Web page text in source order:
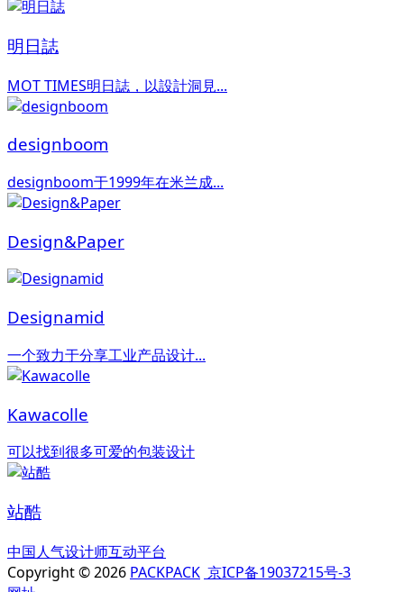
明日誌
MOT TIMES明日誌，以設計洞見...
designboom
designboom于1999年在米兰成...
Design&Paper
Designamid
一个致力于分享工业产品设计...
Kawacolle
可以找到很多可爱的包装设计
站酷
中国人气设计师互动平台
Copyright © 2026 PACKPACK 京ICP备19037215号-3